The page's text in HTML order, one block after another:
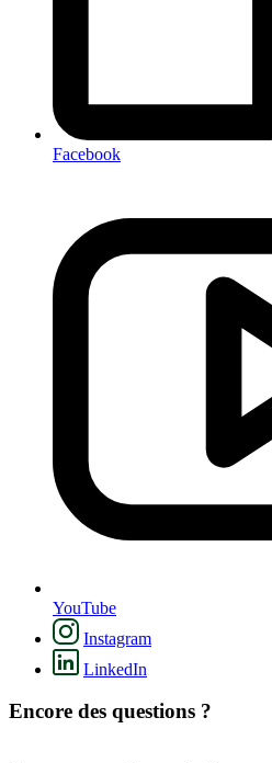
Facebook
YouTube
Instagram
LinkedIn
Encore des questions ?